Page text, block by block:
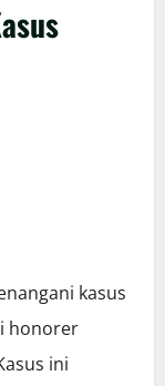
kasus
honorer
ini